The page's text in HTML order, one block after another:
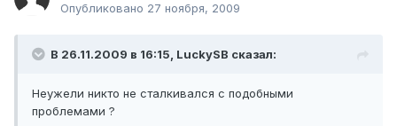
Опубликовано 27 ноября, 2009
В 26.11.2009 в 16:15, LuckySB сказал:
Неужели никто не сталкивался с подобными
проблемами ?